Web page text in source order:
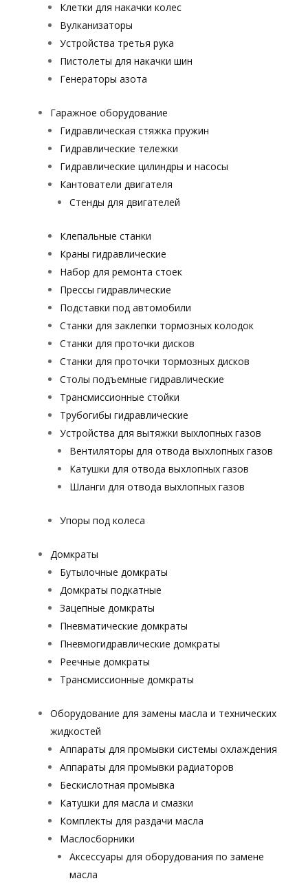
Клетки для накачки колес
Вулканизаторы
Устройства третья рука
Пистолеты для накачки шин
Генераторы азота
Гаражное оборудование
Гидравлическая стяжка пружин
Гидравлические тележки
Гидравлические цилиндры и насосы
Кантователи двигателя
Стенды для двигателей
Клепальные станки
Краны гидравлические
Набор для ремонта стоек
Прессы гидравлические
Подставки под автомобили
Станки для заклепки тормозных колодок
Станки для проточки дисков
Станки для проточки тормозных дисков
Столы подъемные гидравлические
Трансмиссионные стойки
Трубогибы гидравлические
Устройства для вытяжки выхлопных газов
Вентиляторы для отвода выхлопных газов
Катушки для отвода выхлопных газов
Шланги для отвода выхлопных газов
Упоры под колеса
Домкраты
Бутылочные домкраты
Домкраты подкатные
Зацепные домкраты
Пневматические домкраты
Пневмогидравлические домкраты
Реечные домкраты
Трансмиссионные домкраты
Оборудование для замены масла и технических
жидкостей
Аппараты для промывки системы охлаждения
Аппараты для промывки радиаторов
Бескислотная промывка
Катушки для масла и смазки
Комплекты для раздачи масла
Маслосборники
Аксессуары для оборудования по замене
масла